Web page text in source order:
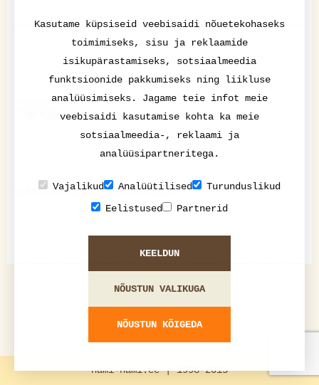
Lehter-kukeseente kuivatamine
nami-nami.ee | 1998-2015
Kasutame küpsiseid veebisaidi nõuetekohaseks
toimimiseks, sisu ja reklaamide
isikupärastamiseks, sotsiaalmeedia
funktsioonide pakkumiseks ning liikluse
analüüsimiseks. Jagame teie infot meie
veebisaidi kasutamise kohta ka meie
sotsiaalmeedia-, reklaami ja
analüüsipartneritega.
Vajalikud Analüütilised
Turunduslikud
Eelistused
Partnerid
KEELDUN
NÕUSTUN VALIKUGA
NÕUSTUN KÕIGEDA